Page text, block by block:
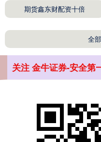
期货鑫东财配资十倍
全
关注 金牛证券-安全第